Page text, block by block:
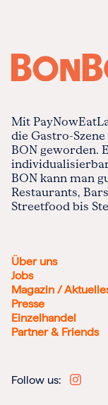
Mit
die Gastro-
BON geworden.
BON kann man
Restaurants,
Streetfood bis
Über uns
Jobs
Magazin /
Presse
Einzelhandel
Partner & Friends
Follow us: